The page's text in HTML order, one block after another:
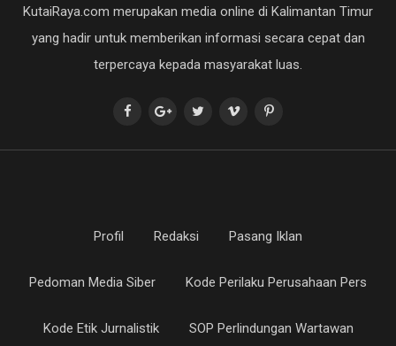
KutaiRaya.com merupakan media online di Kalimantan Timur
yang hadir untuk memberikan informasi secara cepat dan
terpercaya kepada masyarakat luas.
Profil Redaksi Pasang Iklan
Pedoman Media Siber Kode Perilaku Perusahaan Pers
Kode Etik Jurnalistik SOP Perlindungan Wartawan